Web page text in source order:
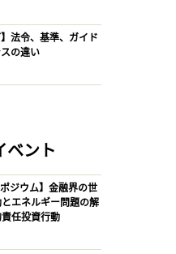
】法令、基準、ガイド
の違い
ベント
ジウム】金融界の世
エネルギー問題の解
任投資行動